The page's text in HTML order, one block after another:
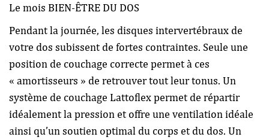
Le mois BIEN-ÊTRE DU DOS
Pendant la journée, les disques intervertébraux de
votre dos subissent de fortes contraintes. Seule une
position de couchage correcte permet à ces
« amortisseurs » de retrouver tout leur tonus. Un
système de couchage Lattoflex permet de répartir
idéalement la pression et offre une ventilation idéale
ainsi qu’un soutien optimal du corps et du dos. Un